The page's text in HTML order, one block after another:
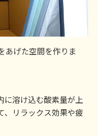
あげた空間を作りま
に溶け込む酸素量が上
、リラックス効果や疲